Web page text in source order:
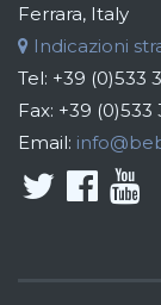
Ferrara, Italy
Indicazioni
Tel: +39 (0)533
Fax: +39 (0)533
Email: